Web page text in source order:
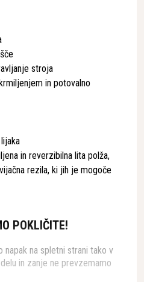
stroja
in potovalno
in reverzibilna lita polža,
rezila, ki jih je mogoče
POKLIČITE!
na spletni strani tako v
in zanje ne prevzemamo